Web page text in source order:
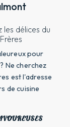
délices du
pour
Ne cherchez
est l'adresse
de cuisine